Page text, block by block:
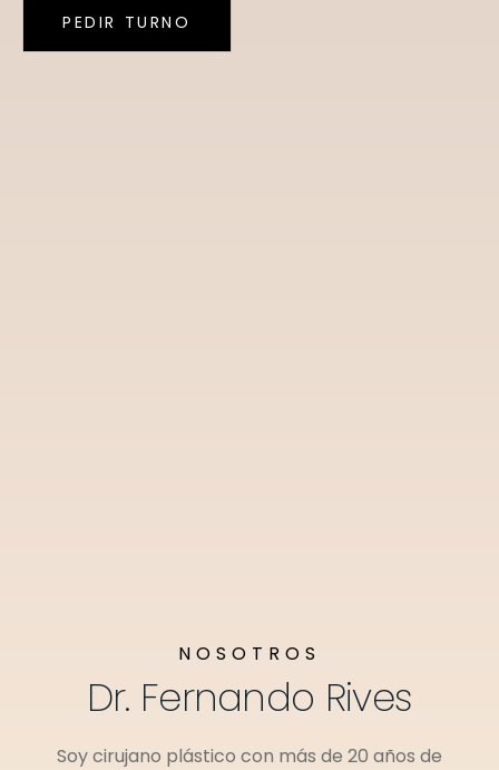
PEDIR TURNO
NOSOTROS
Dr. Fernando Rives
Soy cirujano plástico con más de 20 años de